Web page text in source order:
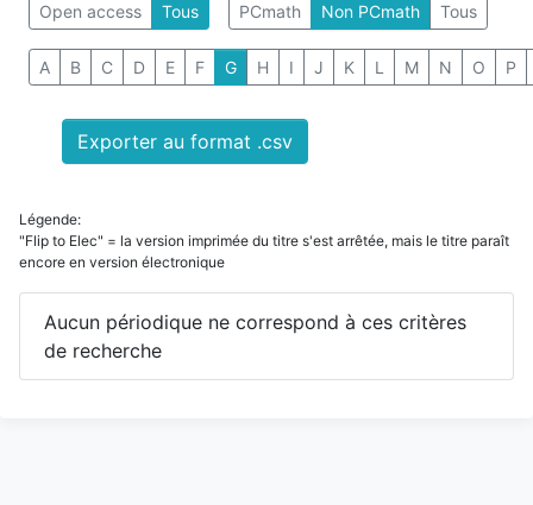
Open access Tous PCmath Non PCmath Tous
A B C D E F G H I J K L M N O P
Exporter au format .csv
Légende:
"Flip to Elec" = la version imprimée du titre s'est arrêtée, mais le titre paraît
encore en version électronique
Aucun périodique ne correspond à ces critères
de recherche